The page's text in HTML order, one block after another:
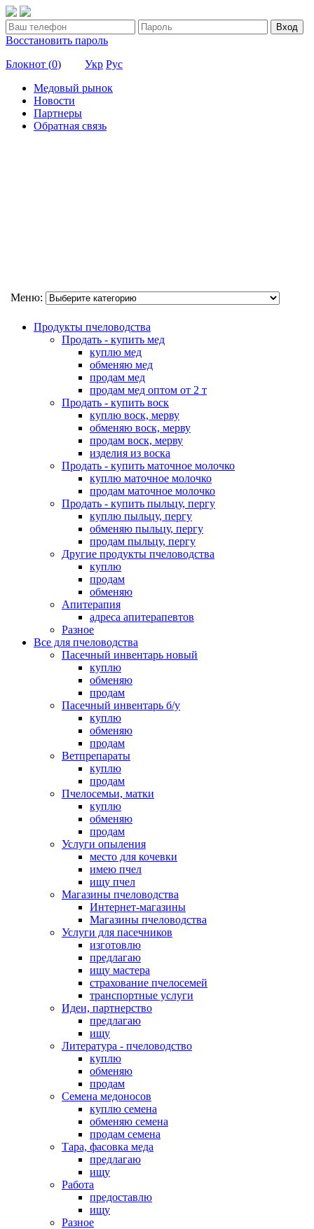
Вход
Восстановить пароль
Блокнот (0) Укр Рус
Медовый рынок
Новости
Партнеры
Обратная связь
Меню:
Продукты пчеловодства
Продать - купить мед
куплю мед
обменяю мед
продам мед
продам мед оптом от 2 т
Продать - купить воск
куплю воск, мерву
обменяю воск, мерву
продам воск, мерву
изделия из воска
Продать - купить маточное молочко
куплю маточное молочко
продам маточное молочко
Продать - купить пыльцу, пергу
куплю пыльцу, пергу
обменяю пыльцу, пергу
продам пыльцу, пергу
Другие продукты пчеловодства
куплю
продам
обменяю
Апитерапия
адреса апитерапевтов
Разное
Все для пчеловодства
Пасечный инвентарь новый
куплю
обменяю
продам
Пасечный инвентарь б/у
куплю
обменяю
продам
Ветпрепараты
куплю
продам
Пчелосемьи, матки
куплю
обменяю
продам
Услуги опыления
место для кочевки
имею пчел
ищу пчел
Магазины пчеловодства
Интернет-магазины
Магазины пчеловодства
Услуги для пасечников
изготовлю
предлагаю
ищу мастера
страхование пчелосемей
транспортные услуги
Идеи, партнерство
предлагаю
ищу
Литература - пчеловодство
куплю
обменяю
продам
Семена медоносов
куплю семена
обменяю семена
продам семена
Тара, фасовка меда
предлагаю
ищу
Работа
предоставлю
ищу
Разное